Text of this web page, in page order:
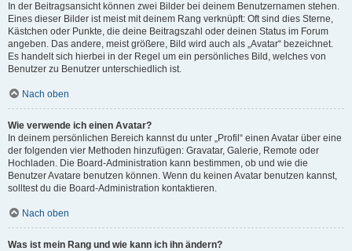
In der Beitragsansicht können zwei Bilder bei deinem Benutzernamen stehen.
Eines dieser Bilder ist meist mit deinem Rang verknüpft: Oft sind dies Sterne,
Kästchen oder Punkte, die deine Beitragszahl oder deinen Status im Forum
angeben. Das andere, meist größere, Bild wird auch als „Avatar“ bezeichnet.
Es handelt sich hierbei in der Regel um ein persönliches Bild, welches von
Benutzer zu Benutzer unterschiedlich ist.
Nach oben
Wie verwende ich einen Avatar?
In deinem persönlichen Bereich kannst du unter „Profil“ einen Avatar über eine
der folgenden vier Methoden hinzufügen: Gravatar, Galerie, Remote oder
Hochladen. Die Board-Administration kann bestimmen, ob und wie die
Benutzer Avatare benutzen können. Wenn du keinen Avatar benutzen kannst,
solltest du die Board-Administration kontaktieren.
Nach oben
Was ist mein Rang und wie kann ich ihn ändern?